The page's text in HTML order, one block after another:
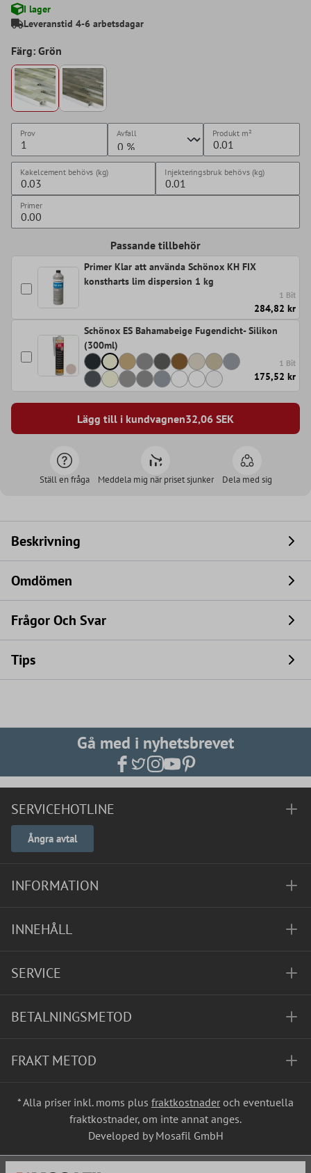
I lager
Leveranstid 4-6 arbetsdagar
Färg: Grön
Prov Avfall Produkt m²
Kakelcement behövs (kg) Injekteringsbruk behövs (kg)
Primer
Passande tillbehör
Primer Klar att använda Schönox KH FIX
konstharts lim dispersion 1 kg
1 Bit
284,82 kr
Schönox ES Bahamabeige Fugendicht- Silikon
(300ml)
1 Bit
175,52 kr
Lägg till i kundvagnen32,06 SEK
Ställ en fråga Meddela mig när priset sjunker Dela med sig
Beskrivning
Omdömen
Frågor Och Svar
Tips
Gå med i nyhetsbrevet
SERVICEHOTLINE
Ångra avtal
INFORMATION
INNEHÅLL
SERVICE
BETALNINGSMETOD
FRAKT METOD
* Alla priser inkl. moms plus fraktkostnader och eventuella
fraktkostnader, om inte annat anges.
Developed by Mosafil GmbH